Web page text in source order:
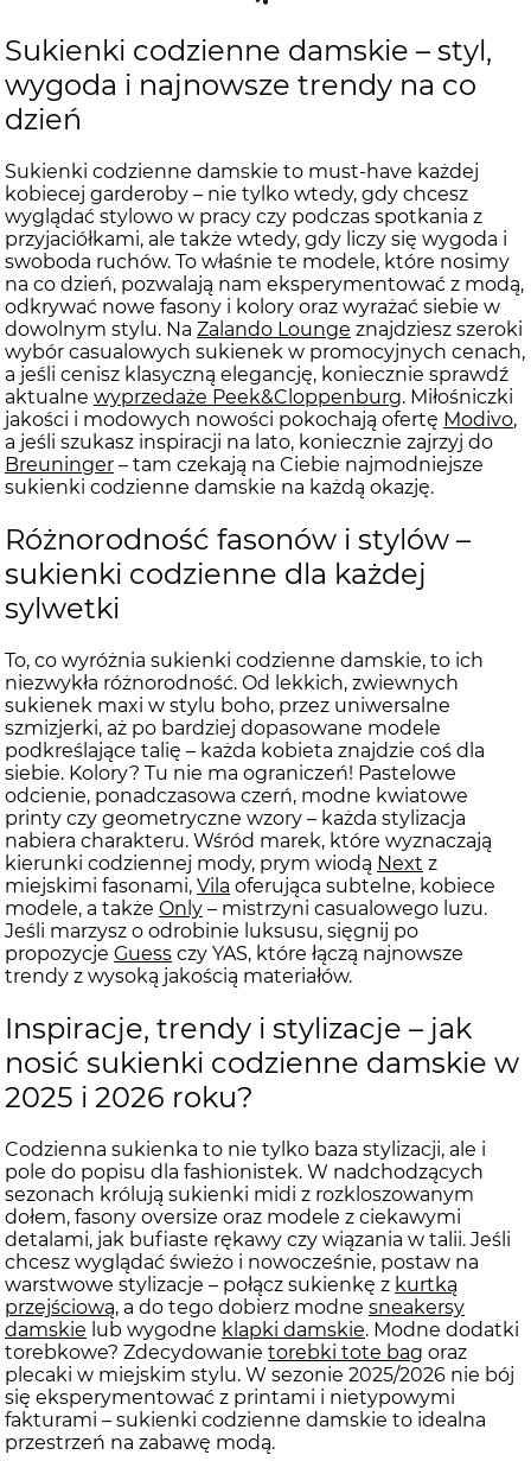
Sukienki codzienne damskie – styl,
wygoda i najnowsze trendy na co
dzień
Sukienki codzienne damskie to must-have każdej
kobiecej garderoby – nie tylko wtedy, gdy chcesz
wyglądać stylowo w pracy czy podczas spotkania z
przyjaciółkami, ale także wtedy, gdy liczy się wygoda i
swoboda ruchów. To właśnie te modele, które nosimy
na co dzień, pozwalają nam eksperymentować z modą,
odkrywać nowe fasony i kolory oraz wyrażać siebie w
dowolnym stylu. Na Zalando Lounge znajdziesz szeroki
wybór casualowych sukienek w promocyjnych cenach,
a jeśli cenisz klasyczną elegancję, koniecznie sprawdź
aktualne wyprzedaże Peek&Cloppenburg. Miłośniczki
jakości i modowych nowości pokochają ofertę Modivo,
a jeśli szukasz inspiracji na lato, koniecznie zajrzyj do
Breuninger – tam czekają na Ciebie najmodniejsze
sukienki codzienne damskie na każdą okazję.
Różnorodność fasonów i stylów –
sukienki codzienne dla każdej
sylwetki
To, co wyróżnia sukienki codzienne damskie, to ich
niezwykła różnorodność. Od lekkich, zwiewnych
sukienek maxi w stylu boho, przez uniwersalne
szmizjerki, aż po bardziej dopasowane modele
podkreślające talię – każda kobieta znajdzie coś dla
siebie. Kolory? Tu nie ma ograniczeń! Pastelowe
odcienie, ponadczasowa czerń, modne kwiatowe
printy czy geometryczne wzory – każda stylizacja
nabiera charakteru. Wśród marek, które wyznaczają
kierunki codziennej mody, prym wiodą Next z
miejskimi fasonami, Vila oferująca subtelne, kobiece
modele, a także Only – mistrzyni casualowego luzu.
Jeśli marzysz o odrobinie luksusu, sięgnij po
propozycje Guess czy YAS, które łączą najnowsze
trendy z wysoką jakością materiałów.
Inspiracje, trendy i stylizacje – jak
nosić sukienki codzienne damskie w
2025 i 2026 roku?
Codzienna sukienka to nie tylko baza stylizacji, ale i
pole do popisu dla fashionistek. W nadchodzących
sezonach królują sukienki midi z rozkloszowanym
dołem, fasony oversize oraz modele z ciekawymi
detalami, jak bufiaste rękawy czy wiązania w talii. Jeśli
chcesz wyglądać świeżo i nowocześnie, postaw na
warstwowe stylizacje – połącz sukienkę z kurtką
przejściową, a do tego dobierz modne sneakersy
damskie lub wygodne klapki damskie. Modne dodatki
torebkowe? Zdecydowanie torebki tote bag oraz
plecaki w miejskim stylu. W sezonie 2025/2026 nie bój
się eksperymentować z printami i nietypowymi
fakturami – sukienki codzienne damskie to idealna
przestrzeń na zabawę modą.